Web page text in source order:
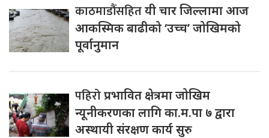
काठमाडौंसहितयी चार जिल्लामा आज
आकस्मिक बाढीको ‘उच्च’ जोखिमको
पूर्वानुमान
पहिरोप्रभावित क्षेत्रमा जोखिम
न्यूनीकरणका लागि का.म.पा ७ द्वारा
अस्थायी संरक्षण कार्य सुरु